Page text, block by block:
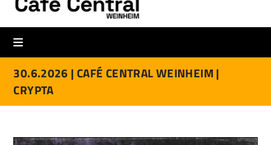
30.6.2026 | CAFÉ CENTRAL WEINHEIM |
CRYPTA